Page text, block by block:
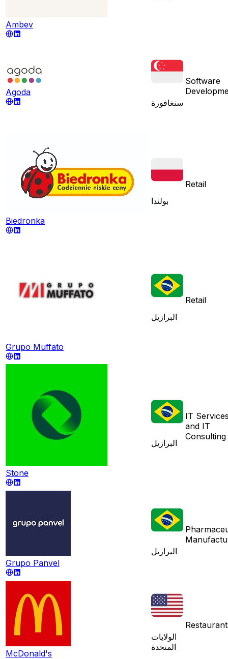
Ambev
Agoda
سنغافورة
Software
Biedronka
بولندا
Retail
Grupo Muffato
البرازيل
Retail
Stone
البرازيل
IT
and IT
Consulting
Grupo Panvel
البرازيل
McDonald's
الولايات
المتحدة